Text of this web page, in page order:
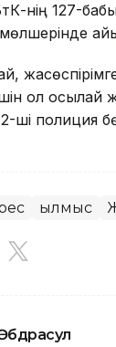
нің 127-
ол осылай
ші полиция
Қылмыс